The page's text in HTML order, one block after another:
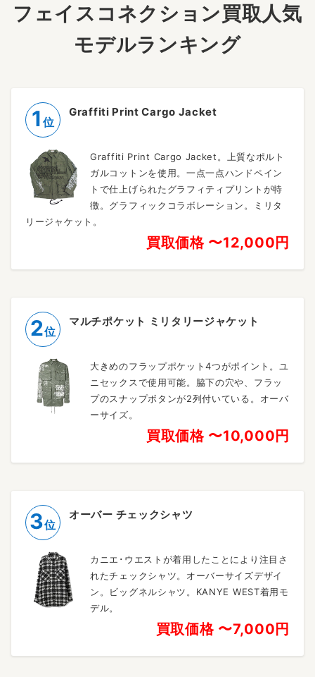
フェイスコネクション買取人気
モデルランキング
1 位
Graffiti Print Cargo Jacket
Graffiti Print Cargo Jacket。上質なポルト
ガルコットンを使用。一点一点ハンドペイン
トで仕上げられたグラフィティプリントが特
徴。グラフィックコラボレーション。ミリタ
リージャケット。
買取価格 〜12,000円
2位
マルチポケット ミリタリージャケット
大きめのフラップポケット4つがポイント。ユ
ニセックスで使用可能。脇下の穴や、フラッ
プのスナップボタンが2列付いている。オーバ
ーサイズ。
買取価格 〜10,000円
3位
オーバー チェックシャツ
カニエ･ウエストが着用したことにより注目さ
れたチェックシャツ。オーバーサイズデザイ
ン。ビッグネルシャツ。KANYE WEST着用モ
デル。
買取価格 〜7,000円